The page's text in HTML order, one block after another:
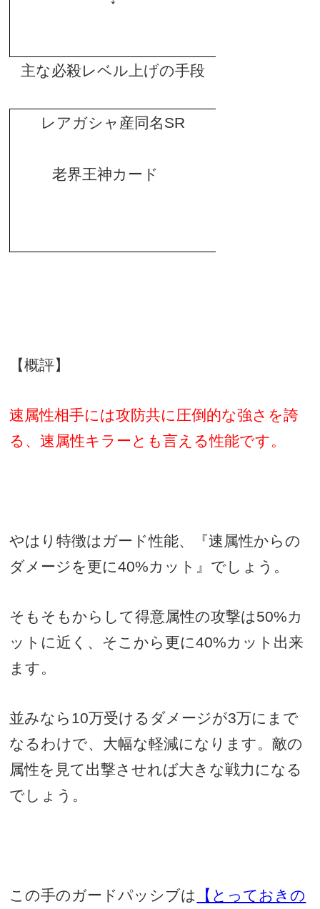
主な必殺レベル上げの手段
レアガシャ産同名SR
老界王神カード
【概評】
速属性相手には攻防共に圧倒的な強さを誇
る、速属性キラーとも言える性能です。
やはり特徴はガード性能、『速属性からの
ダメージを更に40%カット』でしょう。
そもそもからして得意属性の攻撃は50%カ
ットに近く、そこから更に40%カット出来
ます。
並みなら 10万受けるダメージが3万にまで
なるわけで、大幅な軽減になります。敵の
属性を見て出撃させれば大きな戦力になる
でしょう。
この手のガードパッシブは 【とっておきの